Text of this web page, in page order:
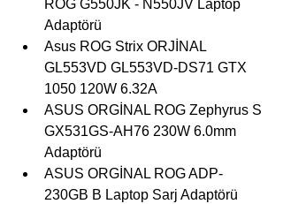
ROG G550JK - N550JV Laptop
Adaptörü
Asus ROG Strix ORJİNAL
GL553VD GL553VD-DS71 GTX
1050 120W 6.32A
ASUS ORGİNAL ROG Zephyrus S
GX531GS-AH76 230W 6.0mm
Adaptörü
ASUS ORGİNAL ROG ADP-
230GB B Laptop Sarj Adaptörü